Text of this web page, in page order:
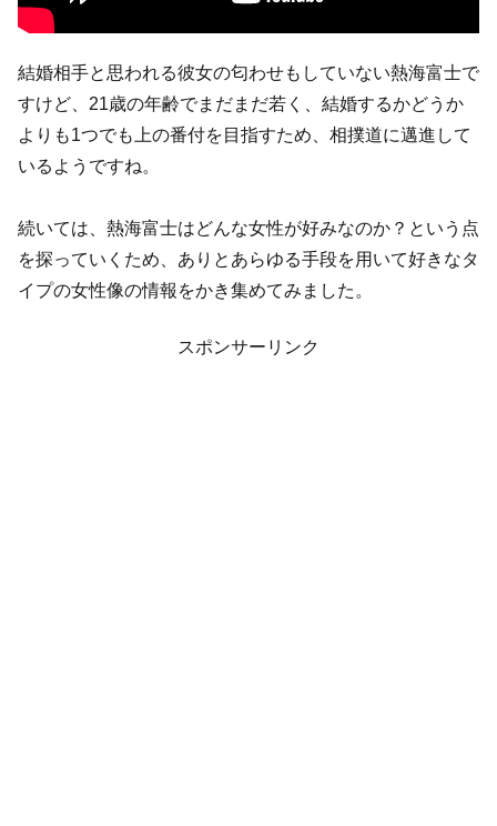
結婚相手と思われる彼女の匂わせもしていない熱海富士で
すけど、21歳の年齢でまだまだ若く、結婚するかどうか
よりも1つでも上の番付を目指すため、相撲道に邁進して
いるようですね。
続いては、熱海富士はどんな女性が好みなのか？という点
を探っていくため、ありとあらゆる手段を用いて好きなタ
イプの女性像の情報をかき集めてみました。
スポンサーリンク